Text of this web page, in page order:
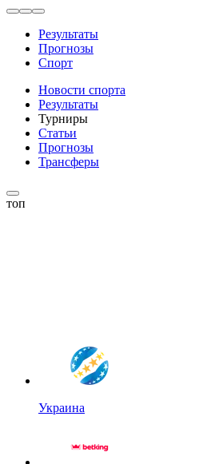
Результаты
Прогнозы
Спорт
Новости спорта
Результаты
Турниры
Статьи
Прогнозы
Трансферы
топ
Украина